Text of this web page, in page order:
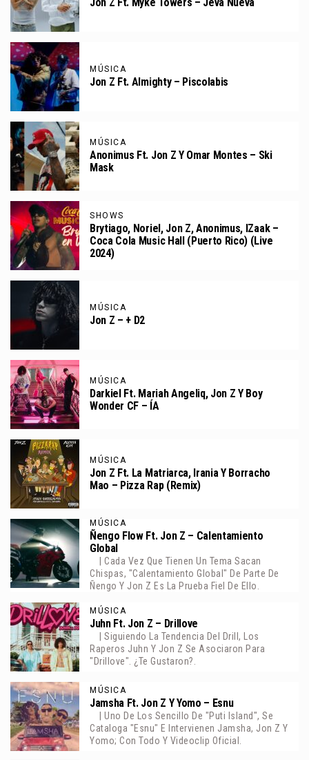
MÚSICA
Jon Z Ft. Almighty – Piscolabis
MÚSICA
Anonimus Ft. Jon Z Y Omar Montes – Ski
Mask
SHOWS
Brytiago, Noriel, Jon Z, Anonimus, IZaak –
Coca Cola Music Hall (Puerto Rico) (Live
2024)
MÚSICA
Jon Z – + D2
MÚSICA
Darkiel Ft. Mariah Angeliq, Jon Z Y Boy
Wonder CF – ÍA
MÚSICA
Jon Z Ft. La Matriarca, Irania Y Borracho
Mao – Pizza Rap (Remix)
MÚSICA
Ñengo Flow Ft. Jon Z – Calentamiento
Global
| Cada Vez Que Tienen Un Tema Sacan
Chispas, "Calentamiento Global" De Parte De
Ñengo Y Jon Z Es La Prueba Fiel De Ello.
MÚSICA
Juhn Ft. Jon Z – Drillove
| Siguiendo La Tendencia Del Drill, Los
Raperos Juhn Y Jon Z Se Asociaron Para
"Drillove". ¿Te Gustaron?.
MÚSICA
Jamsha Ft. Jon Z Y Yomo – Esnu
| Uno De Los Sencillo De "Puti Island", Se
Cataloga "Esnu" E Intervienen Jamsha, Jon Z Y
Yomo; Con Todo Y Videoclip Oficial.